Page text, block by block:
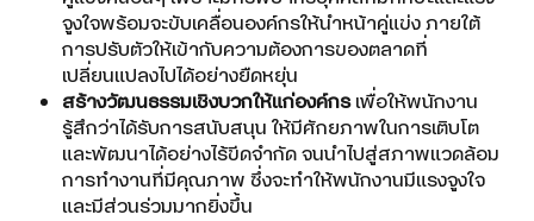
จูงใจพร้อมจะขับเคลื่อนองค์กรให้นำหน้าคู่แข่ง ภายใต้
การปรับตัวให้เข้ากับความต้องการของตลาดที่
เปลี่ยนแปลงไปได้อย่างยืดหยุ่น
สร้างวัฒนธรรมเชิงบวกให้แก่องค์กรเพื่อให้พนักงาน
รู้สึกว่าได้รับการสนับสนุน ให้มีศักยภาพในการเติบโต
และพัฒนาได้อย่างไร้ขีดจำกัด จนนำไปสู่สภาพแวดล้อม
การทำงานที่มีคุณภาพ ซึ่งจะทำให้พนักงานมีแรงจูงใจ
และมีส่วนร่วมมากยิ่งขึ้น